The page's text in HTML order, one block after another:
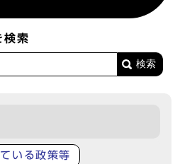
検索
いる政策等